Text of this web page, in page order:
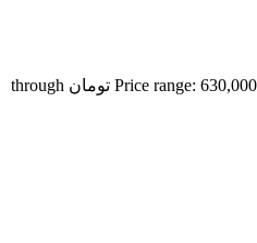
Price range: 630,000 تومان through